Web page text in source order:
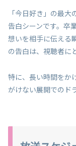
「今日好き」の最
告白シーンです。卒
想いを相手に伝える
の告白は、視聴者に
特に、長い時間をか
がけない展開でのド